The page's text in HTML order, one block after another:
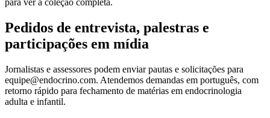
para ver a coleção completa.
Pedidos de entrevista, palestras e
participações em mídia
Jornalistas e assessores podem enviar pautas e solicitações para
equipe@endocrino.com. Atendemos demandas em português, com
retorno rápido para fechamento de matérias em endocrinologia
adulta e infantil.